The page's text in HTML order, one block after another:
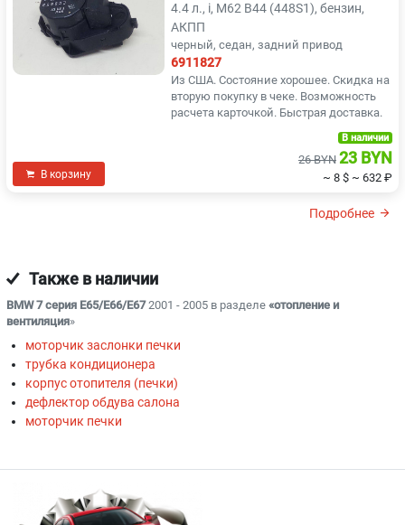
4.4 л., i, M62 B44 (448S1), бензин,
АКПП
черный, седан, задний привод
6911827
Из США. Состояние хорошее. Скидка на
вторую покупку в чеке. Возможность
расчета карточкой. Быстрая доставка.
В корзину
В наличии
26 BYN 23 BYN
~ 8 $ ~ 632 ₽
Подробнее
Также в наличии
BMW 7 серия E65/E66/E672001 - 2005 в разделе «отопление и
вентиляция»
моторчик заслонки печки
трубка кондиционера
корпус отопителя (печки)
дефлектор обдува салона
моторчик печки